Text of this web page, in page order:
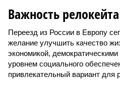
Важность
Переезд из России в Европу
желание улучшить качество
экономикой,
уровнем социального
привлекательный вариант для